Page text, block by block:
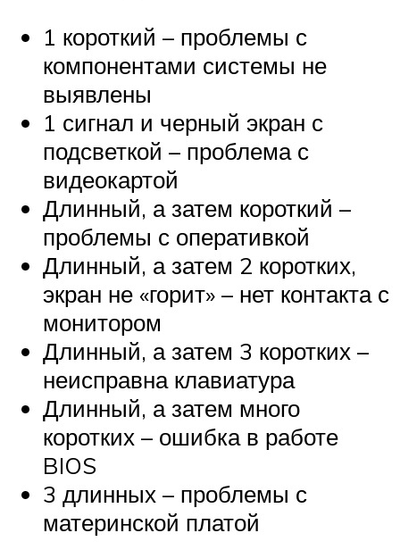
1 короткий – проблемы с
компонентами системы не
выявлены
1 сигнал и черный экран с
подсветкой – проблема с
видеокартой
Длинный, а затем короткий –
проблемы с оперативкой
Длинный, а затем 2 коротких,
экран не «горит» – нет контакта с
монитором
Длинный, а затем 3 коротких –
неисправна клавиатура
Длинный, а затем много
коротких – ошибка в работе
BIOS
3 длинных – проблемы с
материнской платой